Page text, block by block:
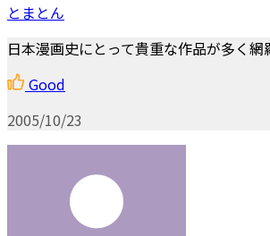
とまとん
日本漫画史にとって貴重な作品が多く網
Good
2005/10/23